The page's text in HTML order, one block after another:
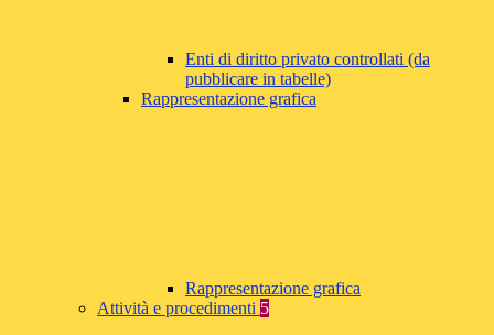
Enti di diritto privato controllati (da
pubblicare in tabelle)
Rappresentazione grafica
Rappresentazione grafica
Attività e procedimenti 5